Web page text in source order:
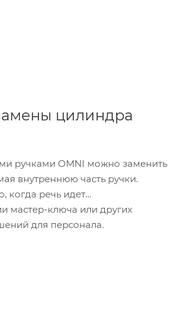
цилиндра
ручками OMNI можно заменить
внутреннюю часть ручки.
когда речь идет
мастер-ключа или других
для персонала.